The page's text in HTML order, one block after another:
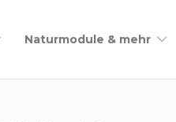
Naturmodule & mehr